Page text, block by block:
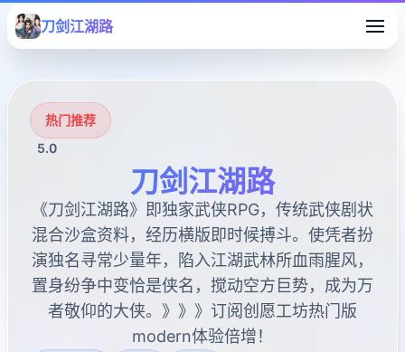
刀剑江湖路
热门推荐
5.0
刀剑江湖路
《刀剑江湖路》即独家武侠RPG，传统武侠剧状
混合沙盒资料，经历横版即时候搏斗。使凭者扮
演独名寻常少量年，陷入江湖武林所血雨腥风，
置身纷争中变恰是侠名，搅动空方巨势，成为万
者敬仰的大侠。》》》订阅创愿工坊热门版
modern体验倍增！